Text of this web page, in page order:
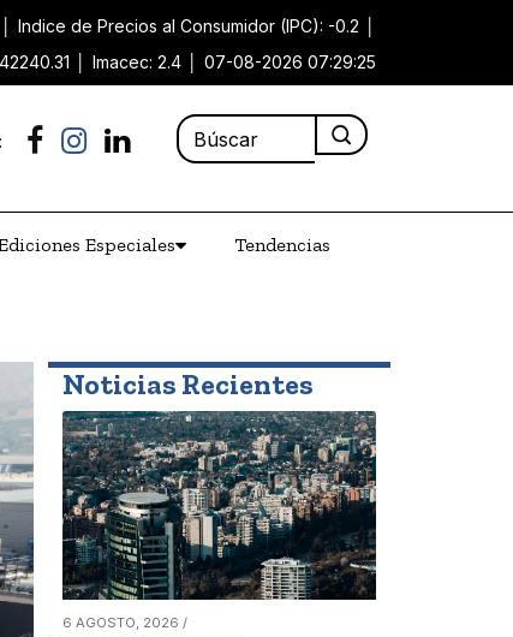
Indice de Precios al Consumidor (IPC): -0.2
Imacec: 2.4 07-08-2026 07:29:25
Especiales Tendencias
Noticias Recientes
6 AGOSTO, 2026 /